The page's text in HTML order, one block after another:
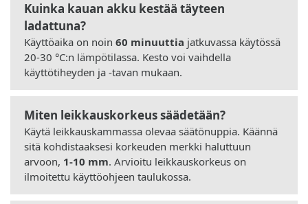
Kuinka kauan akku kestää täyteen
ladattuna?
Käyttöaika on noin 60 minuuttia jatkuvassa käytössä
20-30 °C:n lämpötilassa. Kesto voi vaihdella
käyttötiheyden ja -tavan mukaan.
Miten leikkauskorkeus säädetään?
Käytä leikkauskammassa olevaa säätönuppia. Käännä
sitä kohdistaaksesi korkeuden merkki haluttuun
arvoon, 1-10 mm. Arvioitu leikkauskorkeus on
ilmoitettu käyttöohjeen taulukossa.